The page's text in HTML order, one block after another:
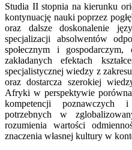
Studia II stopnia na kierunku
kontynuację nauki poprzez
oraz dalsze doskonalenie
specjalizacji absolwentów
społecznym i
zakładanych efektach
specjalistycznej wiedzy z
oraz dostarcza szerokiej
Afryki w perspektywie
kompetencji poznawczych i
potrzebnych w
rozumienia wartości
znaczenia własnej kultury w